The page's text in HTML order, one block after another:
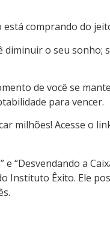
comprando do
o seu sonho;
de você se
para vencer.
milhões! Acesse o
“Desvendando a
Instituto Êxito. Ele